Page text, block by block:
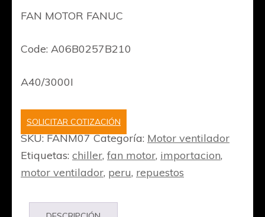
FAN MOTOR FANUC
Code: A06B0257B210
A40/3000I
SOLICITAR COTIZACIÓN
SKU:FANM07 Categoría: Motor ventilador
Etiquetas: chiller, fan motor, importacion,
motor ventilador, peru, repuestos